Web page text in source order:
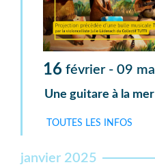
16 février - 09
Une guitare à la
TOUTES LES INFOS
janvier 2025